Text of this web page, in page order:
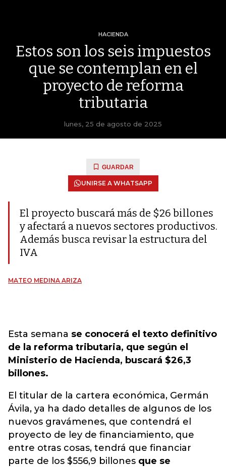
HACIENDA
Estos son los seis impuestos
que se contemplan en el
proyecto de reforma
tributaria
lunes, 25 de agosto de 2025
GUARDAR
UNIRSE A WHATSAPP
El proyecto buscará más de $26 billones
y afectará a nuevos sectores productivos.
Además busca revisar la estructura del
IVA
MATEO MEDINA ARIZA
Esta semana se conocerá el texto definitivo
de la reforma tributaria, que según el
Ministerio de Hacienda, buscará $26,3
billones.
El titular de la cartera económica, Germán
Ávila, ya ha dado detalles de algunos de los
nuevos gravámenes, que contendrá el
proyecto de ley de financiamiento, que
entre otras cosas, tendrá que financiar
parte de los $556,9 billones que se